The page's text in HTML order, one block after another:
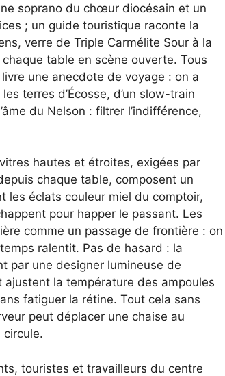
soprano du chœur diocésain et un
; un guide touristique raconte la
verre de Triple Carmélite Sour à la
table en scène ouverte. Tous
une anecdote de voyage : on a
terres d’Écosse, d’un slow-train
du Nelson : filtrer l’indifférence,
hautes et étroites, exigées par
chaque table, composent un
les éclats couleur miel du comptoir,
pour happer le passant. Les
comme un passage de frontière : on
ralentit. Pas de hasard : la
par une designer lumineuse de
la température des ampoules
fatiguer la rétine. Tout cela sans
peut déplacer une chaise au
circule.
touristes et travailleurs du centre